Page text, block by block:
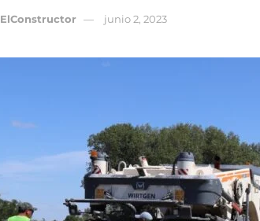
ElConstructor junio 2, 2023